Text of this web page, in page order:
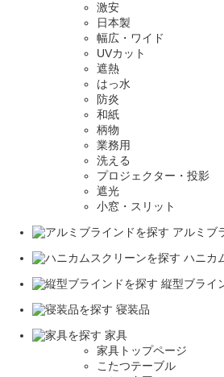
激安
日本製
幅広・ワイド
UVカット
遮熱
はっ水
防炎
和紙
柄物
業務用
洗える
プロジェクター・投影
遮光
小窓・スリット
アルミブ
ハニカ
縦型ブライ
寝装品
家具
家具トップページ
こたつテーブル